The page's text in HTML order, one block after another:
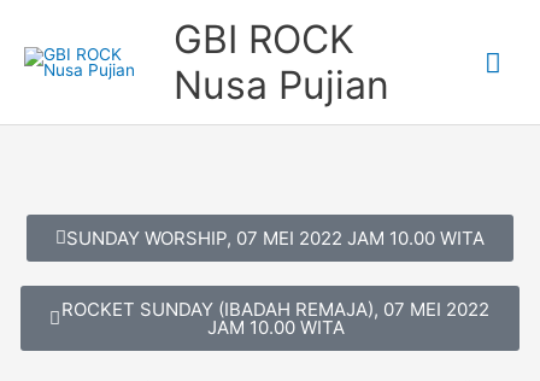
content
GBI ROCK
Nusa Pujian
SUNDAY WORSHIP, 07 MEI 2022 JAM 10.00 WITA
ROCKET SUNDAY (IBADAH REMAJA), 07 MEI 2022
JAM 10.00 WITA